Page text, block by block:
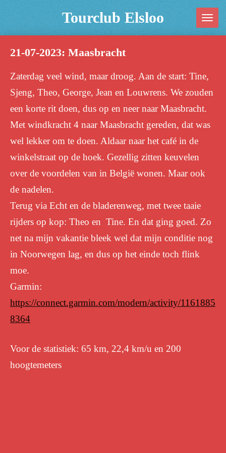
de
Tourclub Elsloo
21-07-2023: Maasbracht
Zaterdag veel wind, maar droog. Aan de start: Tine,
Sjeng, Theo, George, Jean en Louwrens. We zouden
een korte rit doen, dus op en neernaar Maasbracht.
Met windkracht 4 naar Maasbracht gereden, dat was
wel lekker om te doen. Aldaar naar het café in de
winkelstraat op de hoek. Gezellig zitten keuvelen
over de voordelen van in België wonen. Maar ook
de nadelen.
Terug via Echt en de bladerenweg, met twee taaie
rijders op kop: Theo en Tine. En dat ging goed. Zo
net na mijn vakantie bleek wel dat mijn conditie nog
in Noorwegen lag, en dus op het einde toch flink
moe.
Garmin:
https://connect.garmin.com/modern/activity/1161885
8364
Voor de statistiek: 65 km, 22,4 km/u en 200
hoogtemeters